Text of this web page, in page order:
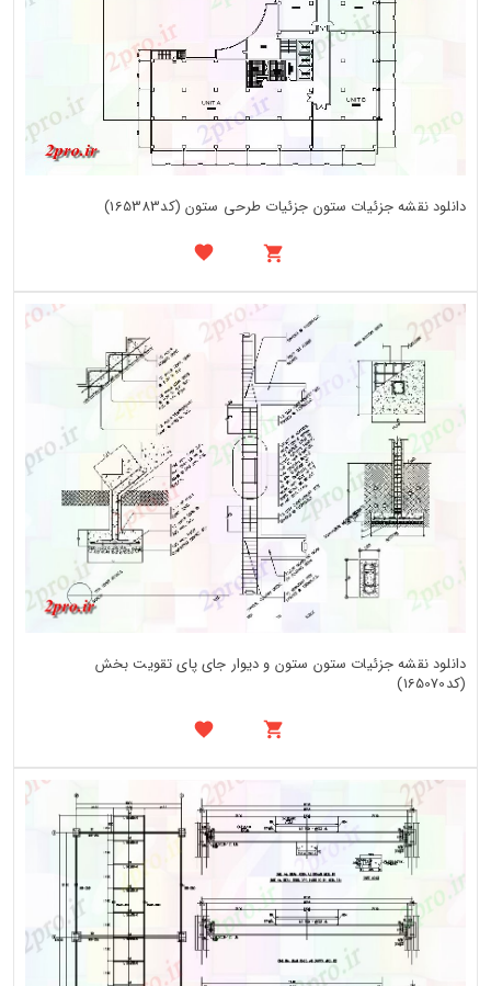
دانلود نقشه جزئیات ستون جزئیات طرحی ستون (کد165383)
دانلود نقشه جزئیات ستون ستون و دیوار جای پای تقویت بخش
(کد165070)